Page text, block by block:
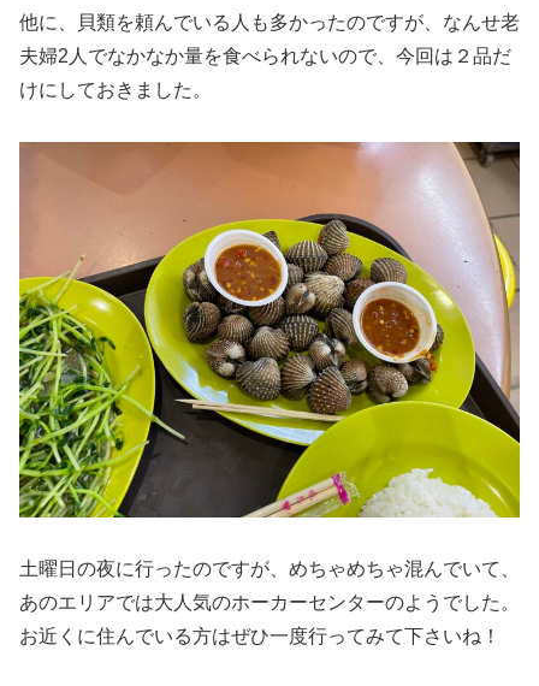
他に、貝類を頼んでいる人も多かったのですが、なんせ老
夫婦2人でなかなか量を食べられないので、今回は２品だ
けにしておきました。
土曜日の夜に行ったのですが、めちゃめちゃ混んでいて、
あのエリアでは大人気のホーカーセンターのようでした。
お近くに住んでいる方はぜひ一度行ってみて下さいね！